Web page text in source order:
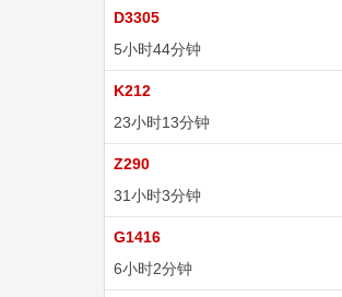
D3305
5小时44分钟
K212
23小时13分钟
Z290
31小时3分钟
G1416
6小时2分钟